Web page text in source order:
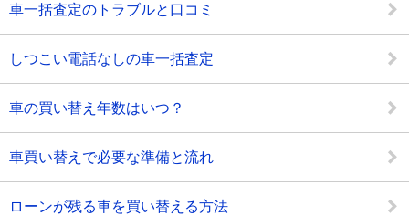
車一括査定のトラブルと口コミ
しつこい電話なしの車一括査定
車の買い替え年数はいつ？
車買い替えで必要な準備と流れ
ローンが残る車を買い替える方法